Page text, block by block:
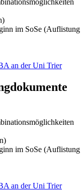
im SoSe (Auflistung
an der Uni Trier
im SoSe (Auflistung
an der Uni Trier